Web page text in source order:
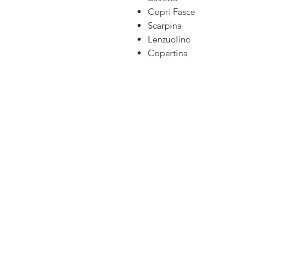
Copri Fasce
Scarpina
Lenzuolino
Copertina